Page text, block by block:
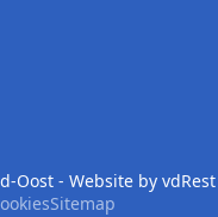
Oost - Website by vdRest
Sitemap